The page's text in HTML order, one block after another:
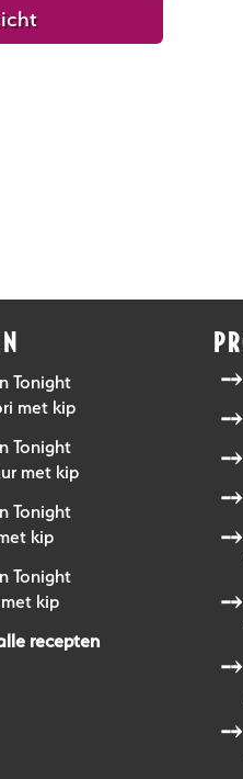
Tonight
met kip
Tonight
met kip
Tonight
kip
Tonight
kip
recepten